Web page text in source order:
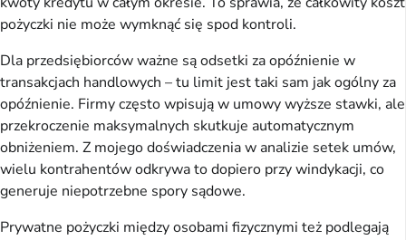
pożyczki nie może wymknąć się spod kontroli.
Dla przedsiębiorców ważne są odsetki za opóźnienie w
transakcjach handlowych – tu limit jest taki sam jak ogólny za
opóźnienie. Firmy często wpisują w umowy wyższe stawki, ale
przekroczenie maksymalnych skutkuje automatycznym
obniżeniem. Z mojego doświadczenia w analizie setek umów,
wielu kontrahentów odkrywa to dopiero przy windykacji, co
generuje niepotrzebne spory sądowe.
Prywatne pożyczki między osobami fizycznymi też podlegają